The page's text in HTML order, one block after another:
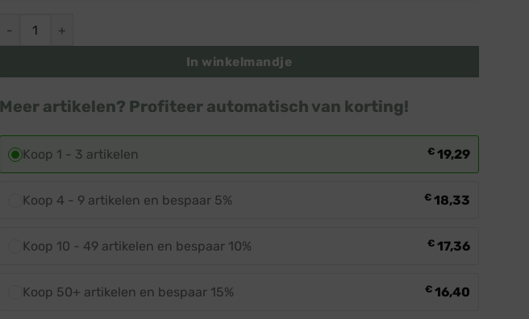
Laagspanning
IP44
In winkelmandje
Meer artikelen? Profiteer automatisch van korting!
Koop 1 - 3 artikelen € 19,29
Koop 4 - 9 artikelen en bespaar 5% € 18,33
Koop 10 - 49 artikelen en bespaar 10% € 17,36
Koop 50+ artikelen en bespaar 15% € 16,40